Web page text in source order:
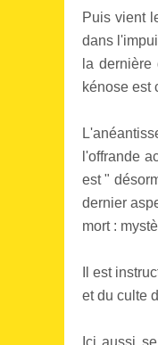
Puis vient
dans
la
kénose est
l'offrande
est "
dernier
mort :
Il est
et du culte
Ici aussi